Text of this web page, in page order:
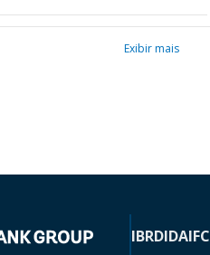
Exibir mais
IBRDIDAIFC